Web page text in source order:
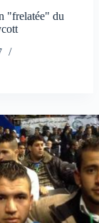
"frelatée" du